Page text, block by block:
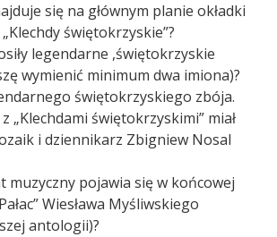
się na głównym planie okładki
świętokrzyskie”?
legendarne ,świętokrzyskie
wymienić minimum dwa imiona)?
świętokrzyskiego zbója.
„Klechdami świętokrzyskimi” miał
i dziennikarz Zbigniew Nosal
muzyczny pojawia się w końcowej
Wiesława Myśliwskiego
antologii)?